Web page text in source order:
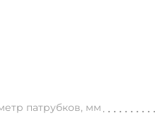
патрубков, мм